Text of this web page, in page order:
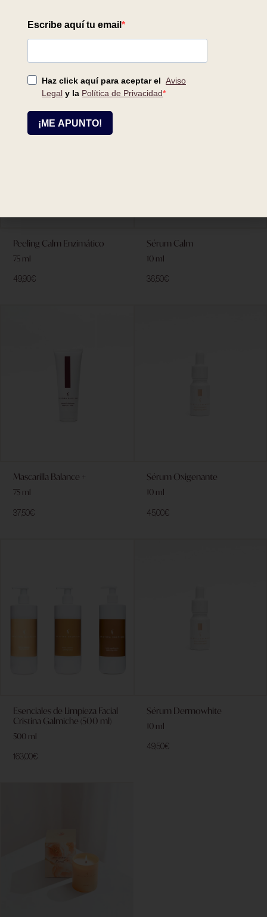
Peeling Calm Enzimático
75 ml
49,90€
Sérum Calm
10 ml
36,50€
Mascarilla Balance +
75 ml
37,50€
Sérum Oxigenante
10 ml
45,00€
Esenciales de Limpieza Facial
Cristina Galmiche (500 ml)
500 ml
163,00€
Sérum Dermowhite
10 ml
49,50€